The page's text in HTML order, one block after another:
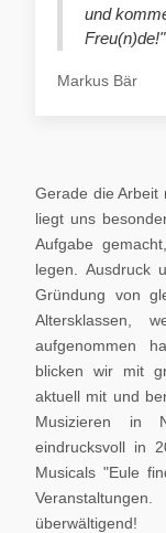
und
Freu(n)de!"
Markus Bär
Gerade die Arbeit
liegt uns
Aufgabe
legen. Ausdruck
Gründung von
Altersklassen,
aufgenommen
blicken wir mit
aktuell mit und
Musizieren in
eindrucksvoll in
Musicals "Eule
überwältigend!